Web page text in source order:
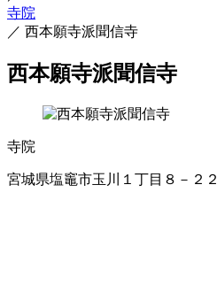
寺院
／ 西本願寺派聞信寺
西本願寺派聞信寺
寺院
宮城県塩竈市玉川１丁目８－２２